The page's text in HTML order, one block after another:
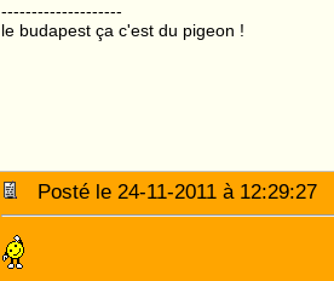
--------------------
le budapest ça c'est du pigeon !
Posté le 24-11-2011 à 12:29:27